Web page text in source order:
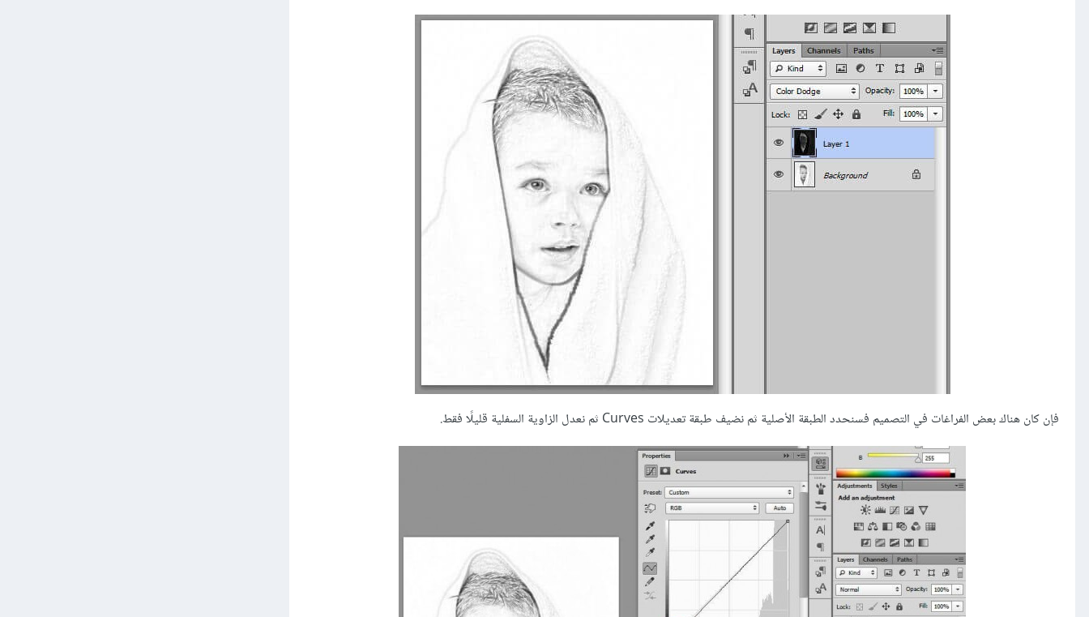
فإن كان هناك بعض الفراغات في التصميم فسنحدد الطبقة الأصلية ثم نضيف طبقة تعديلات Curves ثم نعدل الزاوية السفلية قليلًا فقط.